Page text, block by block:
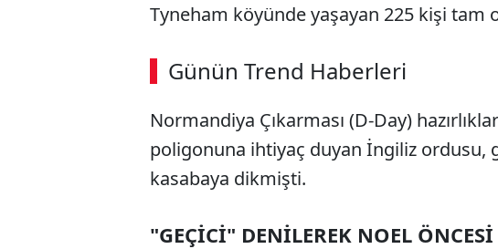
Tyneham köyünde yaşayan 225 kişi tam
Günün Trend Haberleri
Normandiya Çıkarması (D-Day)
poligonuna ihtiyaç duyan İngiliz ordusu,
kasabaya dikmişti.
"GEÇİCİ" DENİLEREK NOEL